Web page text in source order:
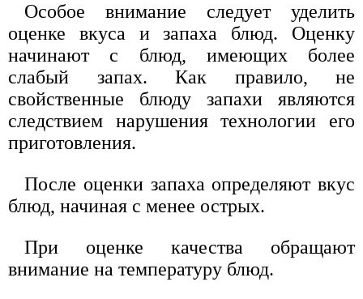
Особое внимание следует уделить
оценке вкуса и запаха блюд. Оценку
начинают с блюд, имеющих более
слабый запах. Как правило, не
свойственные блюду запахи являются
следствием нарушения технологии его
приготовления.
После оценки запаха определяют вкус
блюд, начиная с менее острых.
При оценке качества обращают
внимание на температуру блюд.